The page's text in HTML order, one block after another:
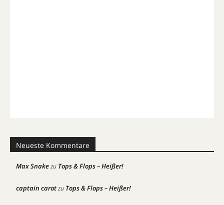
Neueste Kommentare
Max Snakezu Tops & Flops – Heißer!
captain carotzu Tops & Flops – Heißer!